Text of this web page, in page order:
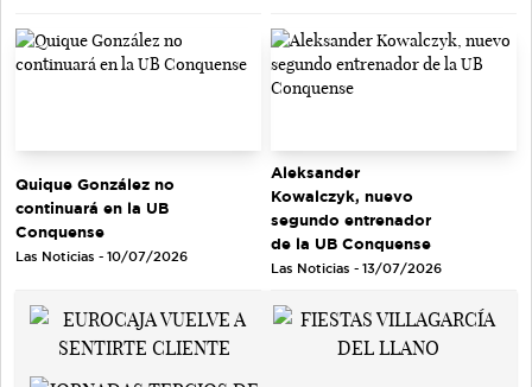
Quique González no
continuará en la UB
Conquense
Las Noticias - 10/07/2026
Aleksander
Kowalczyk, nuevo
segundo entrenador
de la UB Conquense
Las Noticias - 13/07/2026